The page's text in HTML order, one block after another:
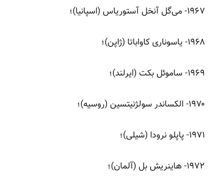
‌۱۹۶۷- می‌گل آنخل آستوریاس (اسپانیا)؛
‌۱۹۶۸- یاسوناری کاواباتا (ژاپن)؛
‌۱۹۶۹- ساموئل بکت (ایرلند)؛
‌۱۹۷۰- الکساندر سولژ‌نیتسین (روسیه)؛
‌۱۹۷۱- پاپلو نرودا (شیلی)؛
‌۱۹۷۲- هاینریش بل (آلمان)؛